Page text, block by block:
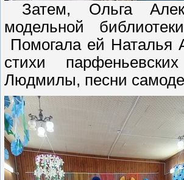
Затем, Ольга
модельной
Помогала ей Наталья
стихи
Людмилы, песни